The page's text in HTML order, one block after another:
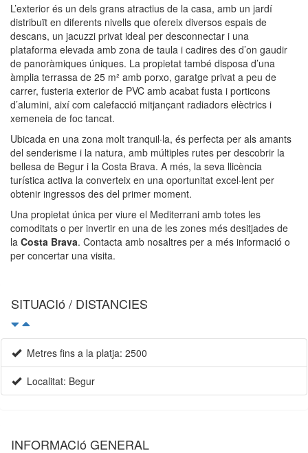
L’exterior és un dels grans atractius de la casa, amb un jardí
distribuït en diferents nivells que ofereix diversos espais de
descans, un jacuzzi privat ideal per desconnectar i una
plataforma elevada amb zona de taula i cadires des d’on gaudir
de panoràmiques úniques. La propietat també disposa d’una
àmplia terrassa de 25 m² amb porxo, garatge privat a peu de
carrer, fusteria exterior de PVC amb acabat fusta i porticons
d’alumini, així com calefacció mitjançant radiadors elèctrics i
xemeneia de foc tancat.
Ubicada en una zona molt tranquil·la, és perfecta per als amants
del senderisme i la natura, amb múltiples rutes per descobrir la
bellesa de Begur i la Costa Brava. A més, la seva llicència
turística activa la converteix en una oportunitat excel·lent per
obtenir ingressos des del primer moment.
Una propietat única per viure el Mediterrani amb totes les
comoditats o per invertir en una de les zones més desitjades de
la Costa Brava. Contacta amb nosaltres per a més informació o
per concertar una visita.
SITUACIó / DISTANCIES
Metres fins a la platja: 2500
Localitat: Begur
INFORMACIó GENERAL